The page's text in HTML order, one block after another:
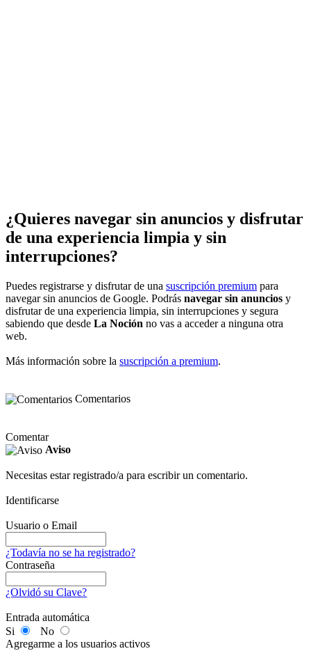
¿Quieres navegar sin anuncios y disfrutar
de una experiencia limpia y sin
interrupciones?
Puedes registrarse y disfrutar de una suscripción premium para
navegar sin anuncios de Google. Podrás navegar sin anuncios y
disfrutar de una experiencia limpia, sin interrupciones y segura
sabiendo que desde La Noción no vas a acceder a ninguna otra
web.
Más información sobre la suscripción a premium.
Comentarios
Comentar
Aviso
Necesitas estar registrado/a para escribir un comentario.
Identificarse
Usuario o Email
¿Todavía no se ha registrado?
Contraseña
¿Olvidó su Clave?
Entrada automática
Si
No
Agregarme a los usuarios activos